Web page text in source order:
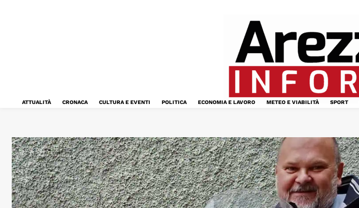
ATTUALITÀ CRONACA CULTURA E EVENTI POLITICA ECONOMIA E LAVORO METEO E VIABILITÀ SPORT